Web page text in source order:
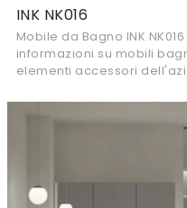
INK NK016
Mobile da Bagno INK
informazioni su mobili
elementi accessori